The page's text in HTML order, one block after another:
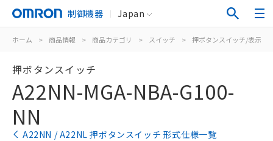
制御機器 Japan
ホーム > 商品情報 > 商品カテゴリ > スイッチ > 押ボタンスイッチ/表示灯
押ボタンスイッチ
A22NN-MGA-NBA-G100-
NN
A22NN / A22NL 押ボタンスイッチ 形式仕様一覧